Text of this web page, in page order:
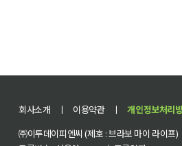
회사소개 ㅣ 이용약관 ㅣ 개인정보처리
㈜이투데이피엔씨 (제호 : 브라보 마이 라이